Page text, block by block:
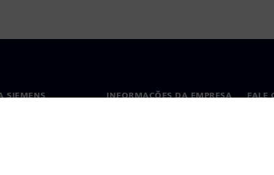
SIEMENS INFORMAÇÕES DA EMPRESA FALE